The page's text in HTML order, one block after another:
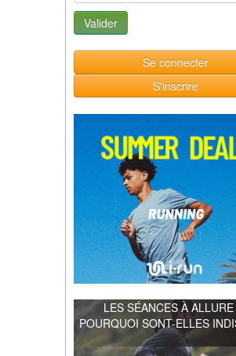
Se connecter
S'inscrire
LES SÉANCES À
POURQUOI SONT-ELLES